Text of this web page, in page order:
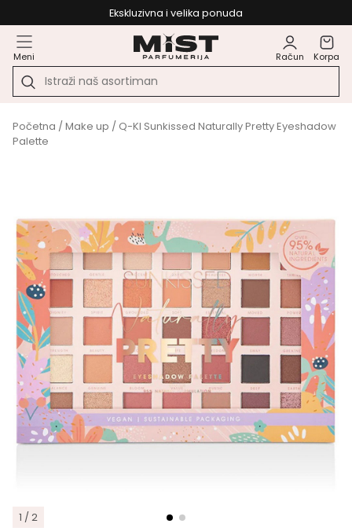
Ekskluzivna i velika ponuda
Meni Račun Korpa
Početna /Make up / Q-KI Sunkissed Naturally Pretty Eyeshadow
Palette
1 / 2